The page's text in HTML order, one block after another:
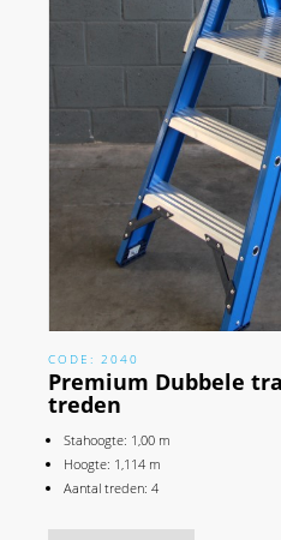
CODE: 2040
Premium Dubbele
treden
Stahoogte: 1,00 m
Hoogte: 1,114 m
Aantal treden: 4